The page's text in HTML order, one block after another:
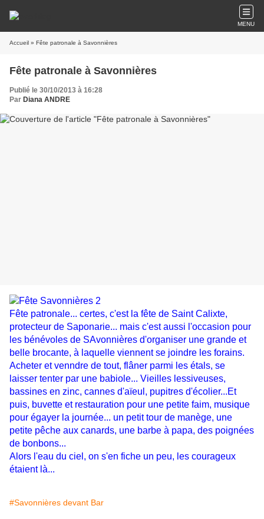
MENU
Accueil » Fête patronale à Savonnières
Fête patronale à Savonnières
Publié le 30/10/2013 à 16:28
Par Diana ANDRE
Fête patronale... certes, c'est la fête de Saint Calixte,
protecteur de Saponarie... mais c'est aussi l'occasion pour
les bénévoles de SAvonnières d'organiser une grande et
belle brocante, à laquelle viennent se joindre les forains.
Acheter et venndre de tout, flâner parmi les étals, se
laisser tenter par une babiole... Vieilles lessiveuses,
bassines en zinc, cannes d'aïeul, pupitres d'écolier...Et
puis, buvette et restauration pour une petite faim, musique
pour égayer la journée... un petit tour de manège, une
petite pêche aux canards, une barbe à papa, des poignées
de bonbons...
Alors l'eau du ciel, on s'en fiche un peu, les courageux
étaient là...
#Savonnières devant Bar